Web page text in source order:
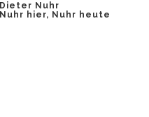
Dieter Nuhr
Nuhr hier, Nuhr heute